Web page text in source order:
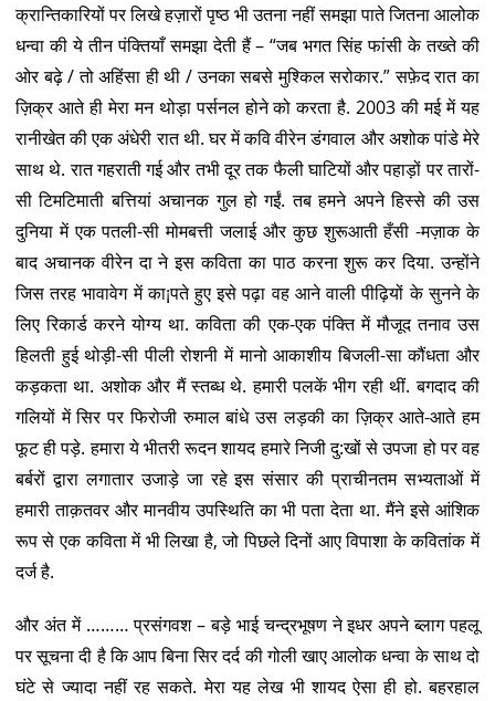
क्रान्तिकारियों पर लिखे हज़ारों पृष्ठ भी उतना नहीं समझा पाते जितना आलोक
धन्वा की ये तीन पंक्तियाँ समझा देती हैं – “जब भगत सिंह फांसी के तख्ते की
ओर बढ़े / तो अहिंसा ही थी / उनका सबसे मुश्किल सरोकार.” सफ़ेद रात का
ज़िक्र आते ही मेरा मन थोड़ा पर्सनल होने को करता है. 2003 की मई में यह
रानीखेत की एक अंधेरी रात थी. घर में कवि वीरेन डंगवाल और अशोक पांडे मेरे
साथ थे. रात गहराती गई और तभी दूर तक फैली घाटियों और पहाड़ों पर तारों-
सी टिमटिमाती बत्तियां अचानक गुल हो गईं. तब हमने अपने हिस्से की उस
दुनिया में एक पतली-सी मोमबत्ती जलाई और कुछ शुरूआती हँसी -मज़ाक के
बाद अचानक वीरेन दा ने इस कविता का पाठ करना शुरू कर दिया. उन्होंने
जिस तरह भावावेग में का¡पते हुए इसे पढ़ा वह आने वाली पीढ़ियों के सुनने के
लिए रिकार्ड करने योग्य था. कविता की एक-एक पंक्ति में मौजूद तनाव उस
हिलती हुई थोड़ी-सी पीली रोशनी में मानो आकाशीय बिजली-सा कौंधता और
कड़कता था. अशोक और मैं स्तब्ध थे. हमारी पलकें भीग रही थीं. बगदाद की
गलियों में सिर पर फिरोजी रुमाल बांधे उस लड़की का ज़िक्र आते-आते हम
फूट ही पड़े. हमारा ये भीतरी रूदन शायद हमारे निजी दु:खों से उपजा हो पर वह
बर्बरों द्वारा लगातार उजाड़े जा रहे इस संसार की प्राचीनतम सभ्यताओं में
हमारी ताक़तवर और मानवीय उपस्थिति का भी पता देता था. मैंने इसे आंशिक
रूप से एक कविता में भी लिखा है, जो पिछले दिनों आए विपाशा के कवितांक में
दर्ज है.
और अंत में ……… प्रसंगवश – बड़े भाई चन्द्रभूषण ने इधर अपने ब्लाग पहलू
पर सूचना दी है कि आप बिना सिर दर्द की गोली खाए आलोक धन्वा के साथ दो
घंटे से ज्यादा नहीं रह सकते. मेरा यह लेख भी शायद ऐसा ही हो. बहरहाल